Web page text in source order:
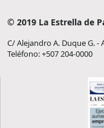
© 2019 La Estrella de
C/ Alejandro A. Duque G. -
Teléfono: +507 204-0000